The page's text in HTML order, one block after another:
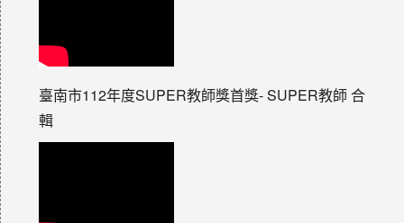
臺南市112年度SUPER教師獎首獎- SUPER教師 合
輯